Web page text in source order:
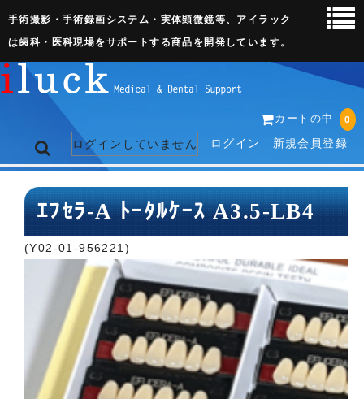
手術撮影・手術録画システム・実体顕微鏡等、アイラック
は歯科・医科現場をサポートする商品を開発しています。
カートの中 0
ログインしていません ログイン 新規会員登録
トップページ
歯科関連機器
術野撮影キット
3D実体顕微鏡
会社概要
ｴﾌｾﾗ-A ﾄｰﾀﾙｹｰｽ A3.5-LB4
(Y02-01-956221)